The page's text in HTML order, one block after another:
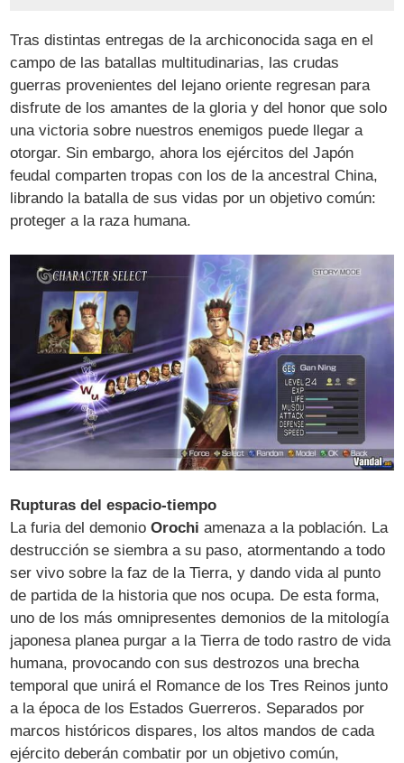
Tras distintas entregas de la archiconocida saga en el
campo de las batallas multitudinarias, las crudas
guerras provenientes del lejano oriente regresan para
disfrute de los amantes de la gloria y del honor que solo
una victoria sobre nuestros enemigos puede llegar a
otorgar. Sin embargo, ahora los ejércitos del Japón
feudal comparten tropas con los de la ancestral China,
librando la batalla de sus vidas por un objetivo común:
proteger a la raza humana.
Rupturas del espacio-tiempo
La furia del demonioOrochi amenaza a la población. La
destrucción se siembra a su paso, atormentando a todo
ser vivo sobre la faz de la Tierra, y dando vida al punto
de partida de la historia que nos ocupa. De esta forma,
uno de los más omnipresentes demonios de la mitología
japonesa planea purgar a la Tierra de todo rastro de vida
humana, provocando con sus destrozos una brecha
temporal que unirá el Romance de los Tres Reinos junto
a la época de los Estados Guerreros. Separados por
marcos históricos dispares, los altos mandos de cada
ejército deberán combatir por un objetivo común,